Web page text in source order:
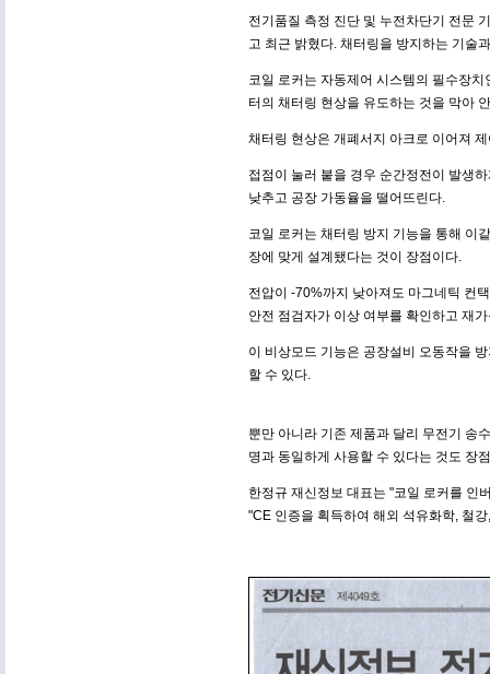
전기품질 측정 진단 및 누전차단기 전문
고 최근 밝혔다. 채터링을 방지하는 기술
코일 로커는 자동제어 시스템의 필수장
터의 채터링 현상을 유도하는 것을 막아
채터링 현상은 개폐서지 아크로 이어져
접점이 눌러 붙을 경우 순간정전이 발생
낮추고 공장 가동율을 떨어뜨린다.
코일 로커는 채터링 방지 기능을 통해 이
장에 맞게 설계됐다는 것이 장점이다.
전압이 -70%까지 낮아져도 마그네틱 컨
안전 점검자가 이상 여부를 확인하고 재
이 비상모드 기능은 공장설비 오동작을
할 수 있다.
뿐만 아니라 기존 제품과 달리 무전기 송
명과 동일하게 사용할 수 있다는 것도 장
한정규 재신정보 대표는 "코일 로커를 인
"CE 인증을 획득하여 해외 석유화학, 철